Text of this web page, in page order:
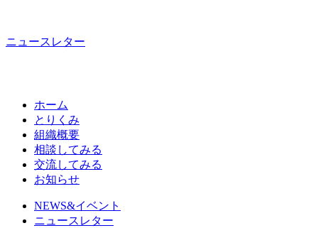
ニュースレター
ホーム
とりくみ
組織概要
相談してみる
交流してみる
お知らせ
NEWS&イベント
ニュースレター